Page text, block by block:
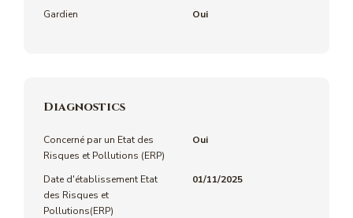
Gardien
Oui
Diagnostics
Concerné par un Etat des
Risques et Pollutions (ERP)
Oui
Date d'établissement Etat
des Risques et
Pollutions(ERP)
01/11/2025